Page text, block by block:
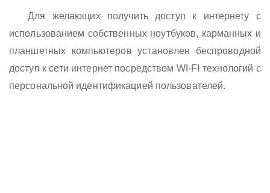
Для желающих получить доступ к интернету с
использованием собственных ноутбуков, карманных и
планшетных компьютеров установлен беспроводной
доступ к сети интернет посредством WI-FI технологий с
персональной идентификацией пользователей.